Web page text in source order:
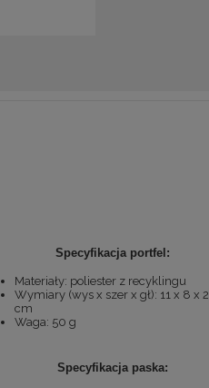
Specyfikacja portfel:
Materiały: poliester z recyklingu
Wymiary (wys x szer x gł): 11 x 8 x 2
cm
Waga: 50 g
Specyfikacja paska: